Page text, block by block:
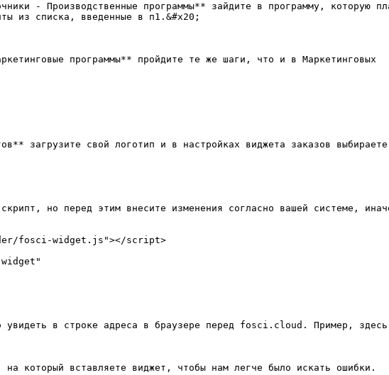
- Производственные программы** зайдите в программу, которую
из списка, введенные в п1.&#x20;
программы** пройдите те же шаги, что и в Маркетинговых
загрузите свой логотип и в настройках виджета заказов
но перед этим внесите изменения согласно вашей системе,
fosci-widget.js"></script>
увидеть в строке адреса в браузере перед fosci.cloud. Пример, здесь
который вставляете виджет, чтобы нам легче было искать ошибки.